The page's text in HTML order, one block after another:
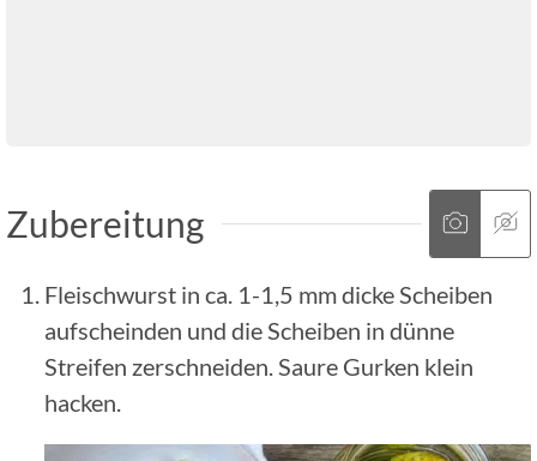
Zubereitung
Fleischwurst in ca. 1-1,5 mm dicke Scheiben
aufscheinden und die Scheiben in dünne
Streifen zerschneiden. Saure Gurken klein
hacken.